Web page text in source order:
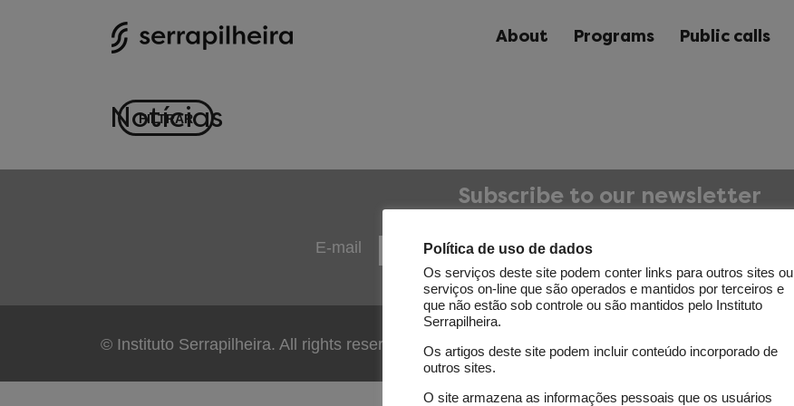
About Programs Public calls
Notícias
FILTRAR
Subscribe to our newsletter
E-mail
© Instituto Serrapilheira. All rights reserved.
Política de uso de dados
Os serviços deste site podem conter links para outros sites ou
serviços on-line que são operados e mantidos por terceiros e
que não estão sob controle ou são mantidos pelo Instituto
Serrapilheira.
Os artigos deste site podem incluir conteúdo incorporado de
outros sites.
O site armazena as informações pessoais que os usuários